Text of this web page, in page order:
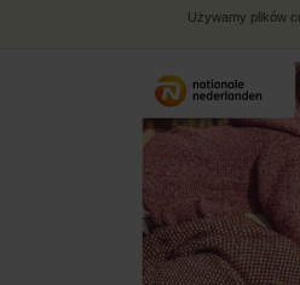
Używamy plików